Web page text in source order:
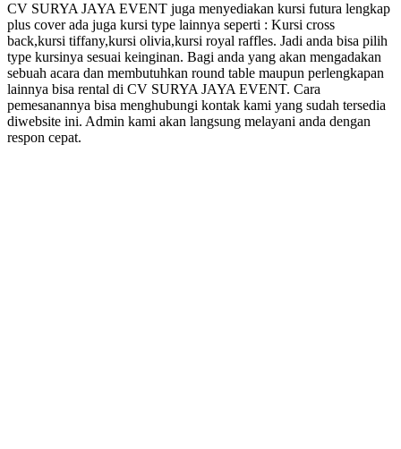
CV SURYA JAYA EVENT juga menyediakan kursi futura lengkap
plus cover ada juga kursi type lainnya seperti : Kursi cross
back,kursi tiffany,kursi olivia,kursi royal raffles. Jadi anda bisa pilih
type kursinya sesuai keinginan. Bagi anda yang akan mengadakan
sebuah acara dan membutuhkan round table maupun perlengkapan
lainnya bisa rental di CV SURYA JAYA EVENT. Cara
pemesanannya bisa menghubungi kontak kami yang sudah tersedia
diwebsite ini. Admin kami akan langsung melayani anda dengan
respon cepat.